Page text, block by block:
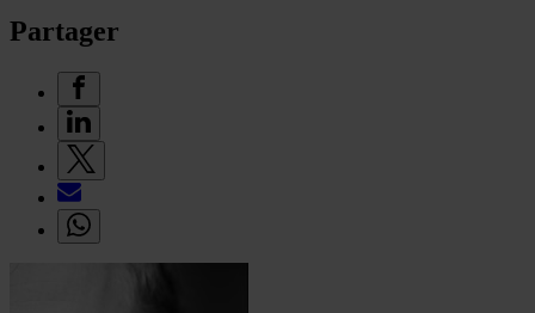
Partager